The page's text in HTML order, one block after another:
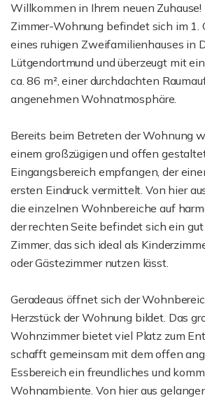
Willkommen in Ihrem neuen
Zimmer-Wohnung befindet sich im 1.
eines ruhigen Zweifamilienhauses in
Lütgendortmund und überzeugt mit
ca. 86 m², einer durchdachten
angenehmen Wohnatmosphäre.
Bereits beim Betreten der Wohnung
einem großzügigen und offen
Eingangsbereich empfangen, der
ersten Eindruck vermittelt. Von hier
die einzelnen Wohnbereiche auf
der rechten Seite befindet sich ein
Zimmer, das sich ideal als
oder Gästezimmer nutzen lässt.
Geradeaus öffnet sich der
Herzstück der Wohnung bildet. Das
Wohnzimmer bietet viel Platz zum
schafft gemeinsam mit dem offen
Essbereich ein freundliches und
Wohnambiente. Von hier aus